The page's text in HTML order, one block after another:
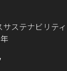
サステナビリティ